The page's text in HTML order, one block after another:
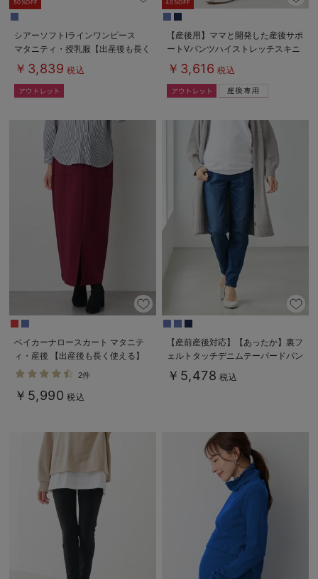
50%OFF
シアーソフトIラインワンピース
マタニティ・授乳服【出産後も長く
使える】
￥3,839 税込
40%OFF
【産後用】ママと開発した産後サポ
ートVパンツハイストレッチスキニ
ー￥3,616 税込
ベイカーナロースカート マタニテ
ィ・産後 【出産後も長く使える】
2件
￥5,990 税込
【産前産後対応】【あったか】裏フ
ェルトタッチデニムテーパードパン
ツ【出産後も長く使える】
￥5,478 税込